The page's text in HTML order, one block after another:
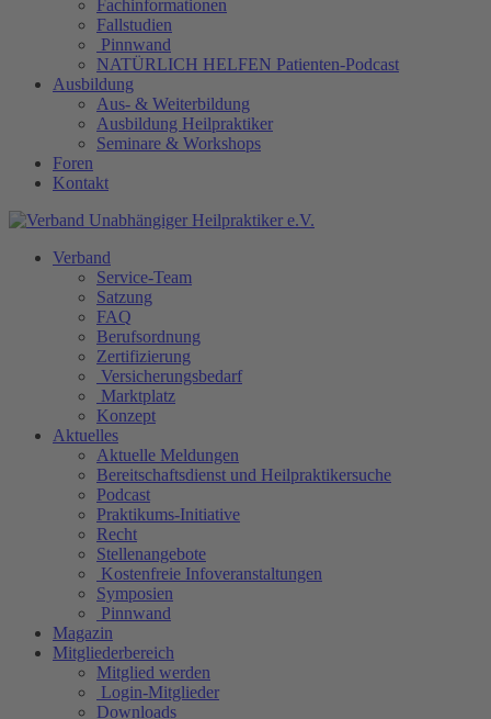
Fachinformationen
Fallstudien
Pinnwand
NATÜRLICH HELFEN Patienten-Podcast
Ausbildung
Aus- & Weiterbildung
Ausbildung Heilpraktiker
Seminare & Workshops
Foren
Kontakt
Verband
Service-Team
Satzung
FAQ
Berufsordnung
Zertifizierung
Versicherungsbedarf
Marktplatz
Konzept
Aktuelles
Aktuelle Meldungen
Bereitschaftsdienst und Heilpraktikersuche
Podcast
Praktikums-Initiative
Recht
Stellenangebote
Kostenfreie Infoveranstaltungen
Symposien
Pinnwand
Magazin
Mitgliederbereich
Mitglied werden
Login-Mitglieder
Downloads